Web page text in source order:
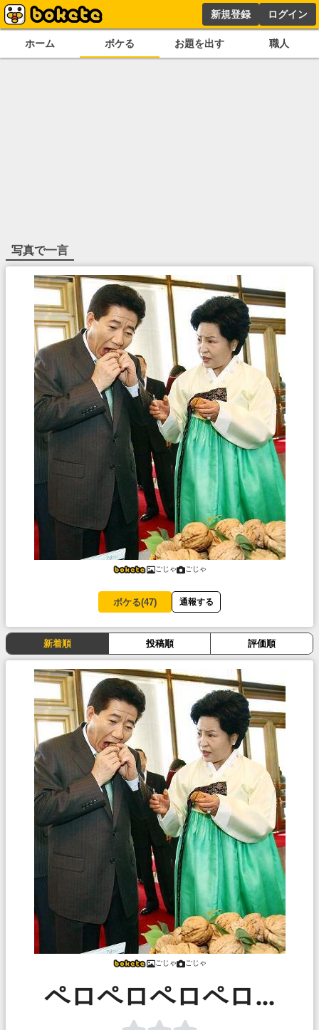
新規登録 ログイン
ホーム ボケる お題を出す 職人
写真で一言
ごじゃ ごじゃ
ボケる(47) 通報する
新着順 投稿順 評価順
ごじゃ ごじゃ
ペロペロペロペロ…